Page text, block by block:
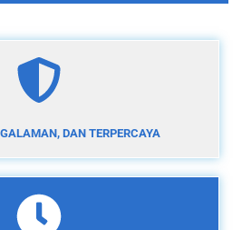
DAN TERPERCAYA